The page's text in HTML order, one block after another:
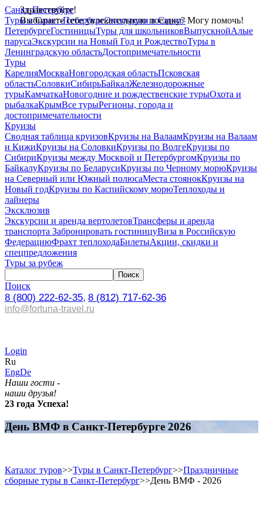
Здравствуйте!
Выбираете себе увлекательную поездку? Могу помочь!
Санкт-Петербург
Туры в Санкт-ПетербургЭкскурсии в Санкт-
ПетербургеГостиницыТуры для школьниковВыпускнойАлые
парусаЭкскурсии на Новый Год и РождествоТуры в
Ленинградскую областьДостопримечательности
Туры
КарелияМоскваНовгородская областьПсковская
областьСоловкиСибирьБайкалЖелезнодорожные
турыКамчаткаНовогодние и рождественские турыОхота и
рыбалкаКрымВсе турыРегионы, города и
достопримечательности
Круизы
Сводная таблица круизовКруизы на ВалаамКруизы на Валаам
и КижиКруизы на СоловкиКруизы по ВолгеКруизы по
СибириКруизы между Москвой и ПетербургомКруизы по
БайкалуКруизы по БеларусиКруизы по Черному морюКруизы
на Северный или Южный полюсаМеста стоянокКруизы на
Новый годКруизы по Каспийскому морюТеплоходы и
лайнеры
Эксклюзив
Экскурсии и аренда вертолетовТрансферы и аренда
транспорта Забронировать гостиницуВиза в Российскую
ФедерациюФрахт теплоходаБилетыАкции, скидки и
спецпредложения
Туры за рубеж
Поиск
8 (800) 222-62-35, 8 (812) 717-62-36
info@fortuna-travel.ru
Login
Ru
EngDe
Наши гости -
наши друзья!
23 года Успеха!
День ВМФ в Санкт-Петербурге 2026
Каталог туров>>Туры в Санкт-Петербург>>Праздничные
сборные туры в Санкт-Петербург>>День ВМФ - 2026